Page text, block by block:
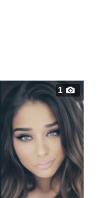
1